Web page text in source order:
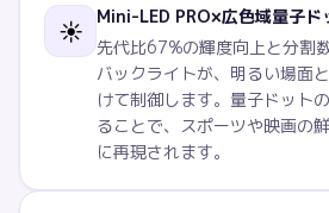
☀️
Mini-LED PRO×広色域量子ド
先代比67%の輝度向上と分割
バックライトが、明るい場面
けて制御します。量子ドット
ることで、スポーツや映画の
に再現されます。